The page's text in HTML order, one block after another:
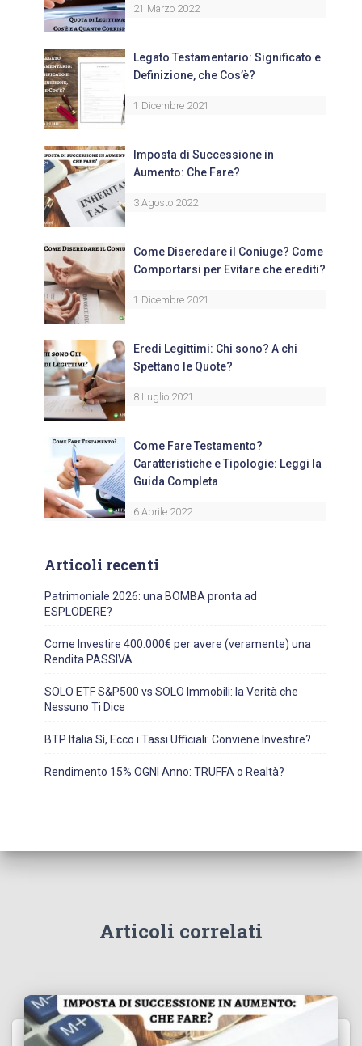
21 Marzo 2022
Legato Testamentario: Significato e
Definizione, che Cos’è?
1 Dicembre 2021
Imposta di Successione in
Aumento: Che Fare?
3 Agosto 2022
Come Diseredare il Coniuge? Come
Comportarsi per Evitare che erediti?
1 Dicembre 2021
Eredi Legittimi: Chi sono? A chi
Spettano le Quote?
8 Luglio 2021
Come Fare Testamento?
Caratteristiche e Tipologie: Leggi la
Guida Completa
6 Aprile 2022
Articoli recenti
Patrimoniale 2026: una BOMBA pronta ad
ESPLODERE?
Come Investire 400.000€ per avere (veramente) una
Rendita PASSIVA
SOLO ETF S&P500 vs SOLO Immobili: la Verità che
Nessuno Ti Dice
BTP Italia Sì, Ecco i Tassi Ufficiali: Conviene Investire?
Rendimento 15% OGNI Anno: TRUFFA o Realtà?
Articoli correlati